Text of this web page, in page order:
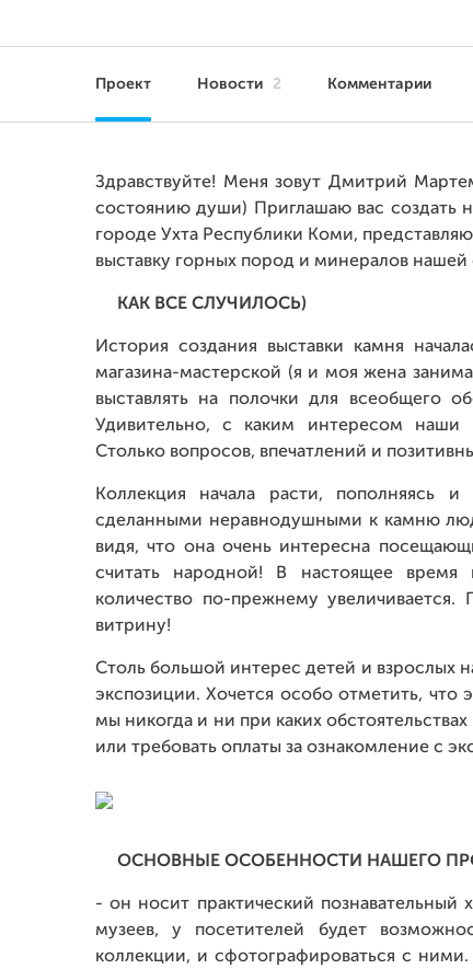
Проект Новости 2 Комментарии
Здравствуйте! Меня зовут Дмитрий
состоянию души) Приглашаю вас создать
городе Ухта Республики Коми,
выставку горных пород и минералов нашей
КАК ВСЕ СЛУЧИЛОСЬ)
История создания выставки камня
магазина-мастерской (я и моя жена
выставлять на полочки для всеобщего
Удивительно, с каким интересом наши
Столько вопросов, впечатлений и
Коллекция начала расти, пополняясь
сделанными неравнодушными к камню
видя, что она очень интересна
считать народной! В настоящее время
количество по-прежнему
витрину!
Столь большой интерес детей и взрослых
экспозиции. Хочется особо отметить, что
мы никогда и ни при каких
или требовать оплаты за ознакомление с
ОСНОВНЫЕ ОСОБЕННОСТИ НАШЕГО
- он носит практический познавательный
музеев, у посетителей будет
коллекции, и сфотографироваться с